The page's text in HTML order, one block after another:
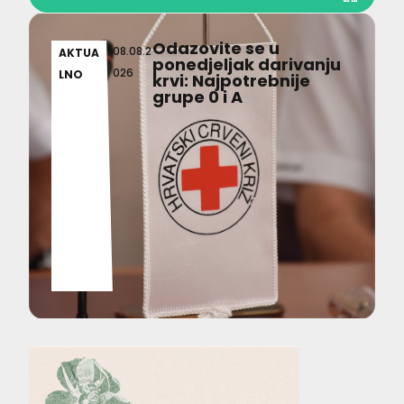
AKTUA
LNO
08.08.2
026
Odazovite se u
ponedjeljak darivanju
krvi: Najpotrebnije
grupe 0 i A